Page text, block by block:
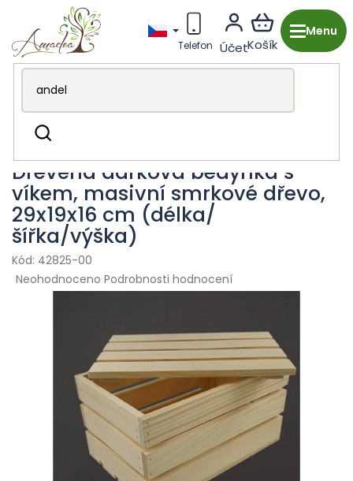
obsah
Hledat
Dřevěná výroba z Česka
Bedýnky a boxy
Dřevěná dárková bedýnka s
víkem, masivní smrkové dřevo,
29x19x16 cm (délka/
šířka/výška)
42825-00
Průměrné
hodnocení
Neohodnoceno Podrobnosti hodnocení